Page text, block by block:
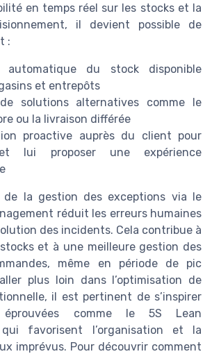
en temps réel sur les stocks et la
il devient possible de
:
automatique du stock disponible
et entrepôts
solutions alternatives comme le
ou la livraison différée
proactive auprès du client pour
lui proposer une expérience
de la gestion des exceptions via le
réduit les erreurs humaines
des incidents. Cela contribue à
et à une meilleure gestion des
même en période de pic
plus loin dans l’optimisation de
il est pertinent de s’inspirer
comme le 5S Lean
qui favorisent l’organisation et la
imprévus. Pour découvrir comment